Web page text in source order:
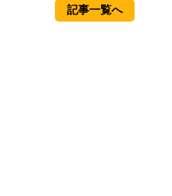
記事一覧へ